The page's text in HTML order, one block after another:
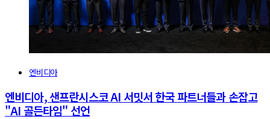
엔비디아
엔비디아, 샌프란시스코 AI 서밋서 한국 파트너들과 손잡고
"AI 골든타임" 선언